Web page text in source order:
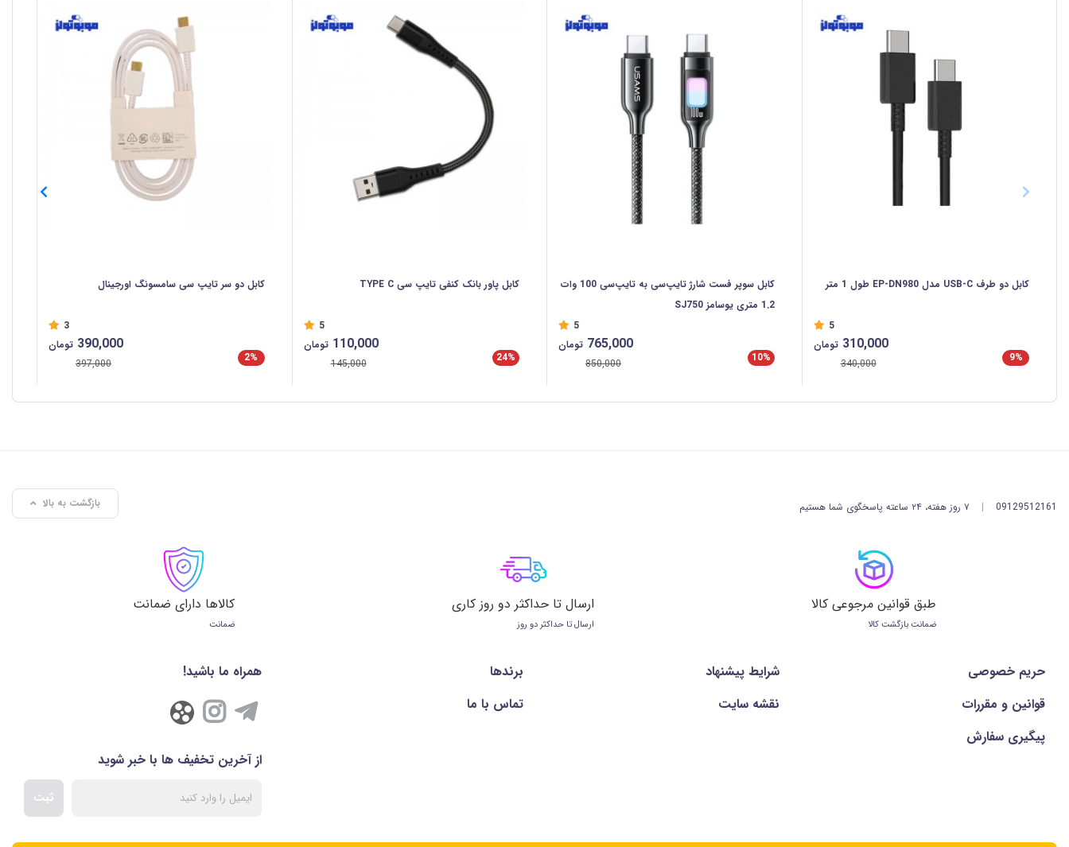
کابل دو طرف USB-C مدل EP-DN980 طول 1 متر
5
9%
310,000 تومان
340,000
کابل سوپر فست شارژ تایپ‌سی به تایپ‌سی 100 وات
1.2 متری یوسامز SJ750
5
10%
765,000 تومان
850,000
کابل پاور بانک کنفی تایپ سی TYPE C
5
24%
110,000 تومان
145,000
کابل دو سر تایپ سی سامسونگ اورجینال
3
2%
390,000 تومان
397,000
09129512161
| ۷ روز هفته، ۲۴ ساعته پاسخگوی شما هستیم بازگشت به بالا
طبق قوانین مرجوعی کالا
ضمانت بازگشت کالا
ارسال تا حداکثر دو روز کاری
ارسال تا حداکثر دو روز
کالاها دارای ضمانت
ضمانت
حریم خصوصی شرايط پيشنهاد
برندها
قوانین و مقررات
نقشه سایت
تماس با ما
پیگیری سفارش
همراه ما باشید!
از آخرین تخفیف ها با خبر شوید
ثبت